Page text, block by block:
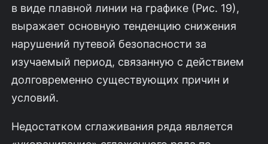
в виде плавной линии на графике (Рис. 19),
выражает основную тенденцию снижения
нарушений путевой безопасности за
изучаемый период, связанную с действием
долговременно существующих причин и
условий.
Недостатком сглаживания ряда является